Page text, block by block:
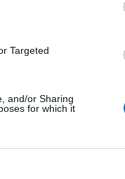
Targeted
and/or Sharing
for which it
laukė dvi savaites